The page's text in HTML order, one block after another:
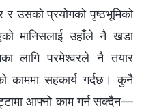
उसको प्रयोगको पृष्ठभूमिको
मानिसलाई उहाँले नै खडा
लागि परमेश्‍वरले नै तयार
काममा सहकार्य गर्दछ। कुनै
आफ्नो काम गर्न सक्दैन—